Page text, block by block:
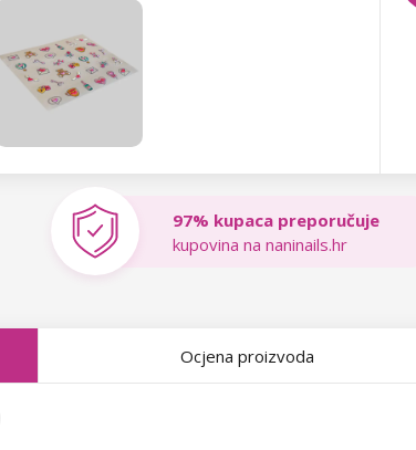
97% kupaca preporučuje
kupovina na naninails.hr
Ocjena proizvoda